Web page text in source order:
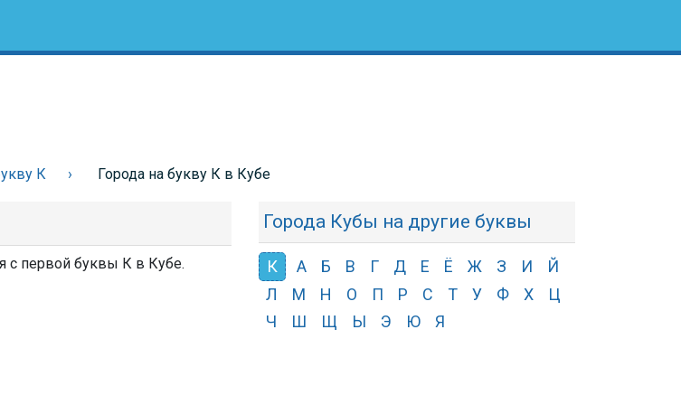
К Города на букву К в Кубе
с первой буквы К в Кубе.
Города Кубы на другие буквы
К А Б В Г Д Е Ё Ж З И
Й
Л
М Н О П Р С Т У Ф Х
Ц
Ч
Ш Щ Ы Э Ю Я